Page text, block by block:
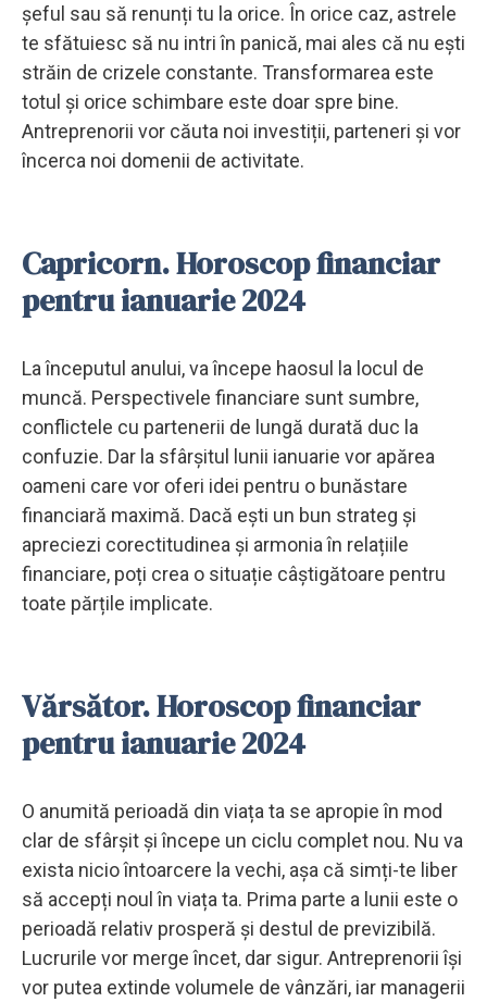
șeful sau să renunți tu la orice. În orice caz, astrele
te sfătuiesc să nu intri în panică, mai ales că nu ești
străin de crizele constante. Transformarea este
totul și orice schimbare este doar spre bine.
Antreprenorii vor căuta noi investiții, parteneri și vor
încerca noi domenii de activitate.
Capricorn. Horoscop financiar
pentru ianuarie 2024
La începutul anului, va începe haosul la locul de
muncă. Perspectivele financiare sunt sumbre,
conflictele cu partenerii de lungă durată duc la
confuzie. Dar la sfârșitul lunii ianuarie vor apărea
oameni care vor oferi idei pentru o bunăstare
financiară maximă. Dacă ești un bun strateg și
apreciezi corectitudinea și armonia în relațiile
financiare, poți crea o situație câștigătoare pentru
toate părțile implicate.
Vărsător. Horoscop financiar
pentru ianuarie 2024
O anumită perioadă din viața ta se apropie în mod
clar de sfârșit și începe un ciclu complet nou. Nu va
exista nicio întoarcere la vechi, așa că simți-te liber
să accepți noul în viața ta. Prima parte a lunii este o
perioadă relativ prosperă și destul de previzibilă.
Lucrurile vor merge încet, dar sigur. Antreprenorii își
vor putea extinde volumele de vânzări, iar managerii